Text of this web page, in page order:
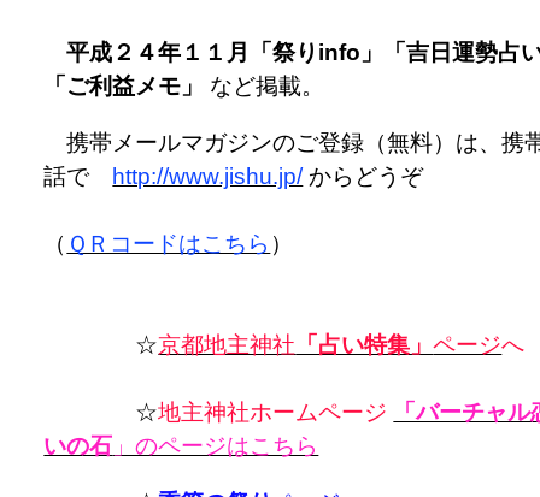
平成２４年１１月「祭りinfo」「吉日運勢占
「ご利益メモ」
など掲載。
携帯メールマガジンのご登録（無料）は、携
話で http://www.jishu.jp/からどうぞ
（ ＱＲコードはこちら ）
☆京都地主神社 「占い特集」ページへ
☆地主神社ホームページ
「バーチャル
いの石 」のページはこちら